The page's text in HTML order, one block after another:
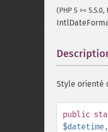
(PHP 5 >= 5.5.0,
Style orienté
public
$datetime,